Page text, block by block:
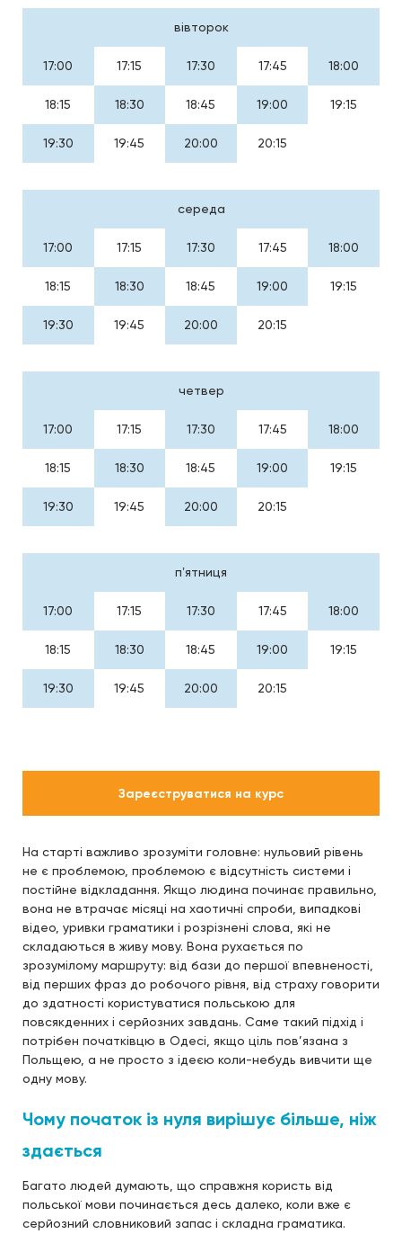
вівторок
17:00 17:15 17:30 17:45 18:00
18:15 18:30 18:45 19:00 19:15
19:30 19:45 20:00 20:15
середа
17:00 17:15 17:30 17:45 18:00
18:15 18:30 18:45 19:00 19:15
19:30 19:45 20:00 20:15
четвер
17:00 17:15 17:30 17:45 18:00
18:15 18:30 18:45 19:00 19:15
19:30 19:45 20:00 20:15
пʼятниця
17:00 17:15 17:30 17:45 18:00
18:15 18:30 18:45 19:00 19:15
19:30 19:45 20:00 20:15
Зареєструватися на курс
На старті важливо зрозуміти головне: нульовий рівень
не є проблемою, проблемою є відсутність системи і
постійне відкладання. Якщо людина починає правильно,
вона не втрачає місяці на хаотичні спроби, випадкові
відео, уривки граматики і розрізнені слова, які не
складаються в живу мову. Вона рухається по
зрозумілому маршруту: від бази до першої впевненості,
від перших фраз до робочого рівня, від страху говорити
до здатності користуватися польською для
повсякденних і серйозних завдань. Саме такий підхід і
потрібен початківцю в Одесі, якщо ціль пов’язана з
Польщею, а не просто з ідеєю коли-небудь вивчити ще
одну мову.
Чому початок із нуля вирішує більше, ніж
здається
Багато людей думають, що справжня користь від
польської мови починається десь далеко, коли вже є
серйозний словниковий запас і складна граматика.